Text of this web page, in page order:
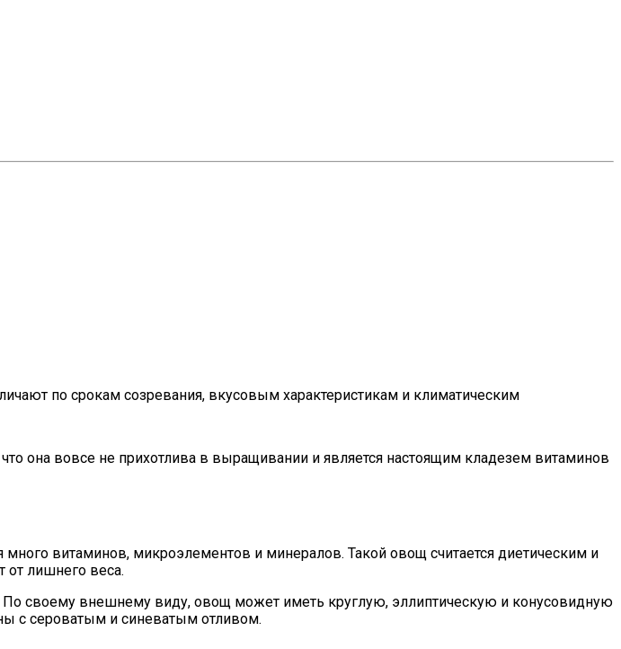
по срокам созревания, вкусовым характеристикам и климатическим
она вовсе не прихотлива в выращивании и является настоящим кладезем витаминов
витаминов, микроэлементов и минералов. Такой овощ считается диетическим и
от лишнего веса.
своему внешнему виду, овощ может иметь круглую, эллиптическую и конусовидную
с сероватым и синеватым отливом.